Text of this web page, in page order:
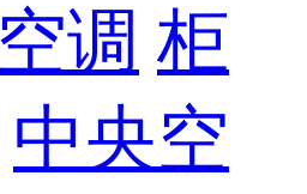
调 柜
中央空